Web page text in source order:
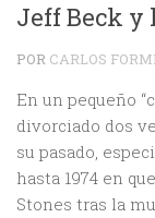
Jeff Beck y
POR CARLOS
En un pequeño
divorciado dos
su pasado,
hasta 1974 en
Stones tras la